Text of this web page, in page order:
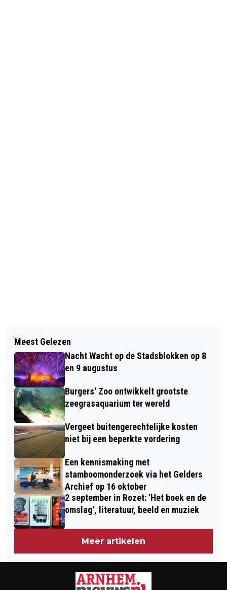
ARNHEM NEEMT AFSCHEID VAN
GEMEENTESECRETARIS ROB VAN
WUIJTSWINKEL
RIJNSTATE, UNICA EN BERGHEGE
ONDERTEKENEN OVEREENKOMST
BOUW LOCATIE IN ELST
Meest Gelezen
Nacht Wacht op de Stadsblokken op 8
en 9 augustus
Burgers' Zoo ontwikkelt grootste
zeegrasaquarium ter wereld
Vergeet buitengerechtelijke kosten
niet bij een beperkte vordering
Een kennismaking met
stamboomonderzoek via het Gelders
Archief op 16 oktober
2 september in Rozet: 'Het boek en de
omslag', literatuur, beeld en muziek
Meer artikelen